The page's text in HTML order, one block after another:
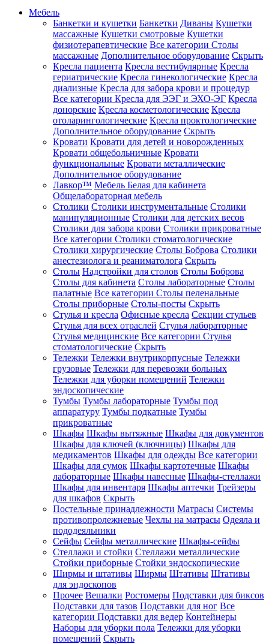
Мебель
Банкетки и кушетки Банкетки Диваны Кушетки
массажные Кушетки смотровые Кушетки
физиотерапевтические Все категории Столы
массажные Дополнительное оборудование Скрыть
Кресла пациента Кресла вестибулярные Кресла
гериатрические Кресла гинекологические Кресла
диализные Кресла для забора крови и процедур
Все категории Кресла для ЭЭГ и ЭХО-ЭГ Кресла
донорские Кресла косметологические Кресла
отоларингологические Кресла проктологические
Дополнительное оборудование Скрыть
Кровати Кровати для детей и новорожденных
Кровати общебольничные Кровати
функциональные Кровати металлические
Дополнительное оборудование
Лавкор™ Мебель Белая для кабинета
Общелабораторная мебель
Столики Столики инструментальные Столики
манипуляционные Столики для детских весов
Столики для забора крови Столики прикроватные
Все категории Столики стоматологические
Столики хирургические Столы Боброва Столики
анестезиолога и реаниматолога Скрыть
Столы Надстройки для столов Столы Боброва
Столы для кабинета Столы лабораторные Столы
палатные Все категории Столы пеленальные
Столы приборные Столы-посты Скрыть
Стулья и кресла Офисные кресла Секции стульев
Стулья для всех отраслей Стулья лабораторные
Стулья медицинские Все категории Стулья
стоматологические Скрыть
Тележки Тележки внутрикорпусные Тележки
грузовые Тележки для перевозки больных
Тележки для уборки помещений Тележки
эндоскопические
Тумбы Тумбы лабораторные Тумбы под
аппаратуру Тумбы подкатные Тумбы
прикроватные
Шкафы Шкафы вытяжные Шкафы для документов
Шкафы для ключей (ключницы) Шкафы для
медикаментов Шкафы для одежды Все категории
Шкафы для сумок Шкафы картотечные Шкафы
лабораторные Шкафы навесные Шкафы-стеллажи
Шкафы для инвентаря Шкафы аптечки Трейзеры
для шкафов Скрыть
Постельные принадлежности Матрасы Системы
противопролежневые Чехлы на матрасы Одеяла и
пододеяльники
Сейфы Сейфы металлические Шкафы-сейфы
Стеллажи и стойки Стеллажи металлические
Стойки приборные Стойки эндоскопические
Ширмы и штативы Ширмы Штативы Штативы
для эндоскопов
Прочее Вешалки Ростомеры Подставки для биксов
Подставки для тазов Подставки для ног Все
категории Подставки для ведер Контейнеры
Наборы для уборки пола Тележки для уборки
помещений Скрыть